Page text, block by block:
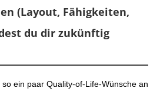
(Layout, Fähigkeiten,
du dir zukünftig
ein paar Quality-of-Life-Wünsche an